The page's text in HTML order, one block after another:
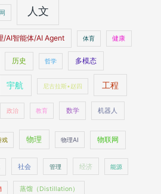
人文
/AI智能体/AI Agent 体育 健康
历史 哲学 多模态
宇航 尼古拉斯•赵四 工程
政治 教育 数学 机器人
戏 物理 物理AI 物联网
社会 管理 经济 能源
蒸馏（Distillation）